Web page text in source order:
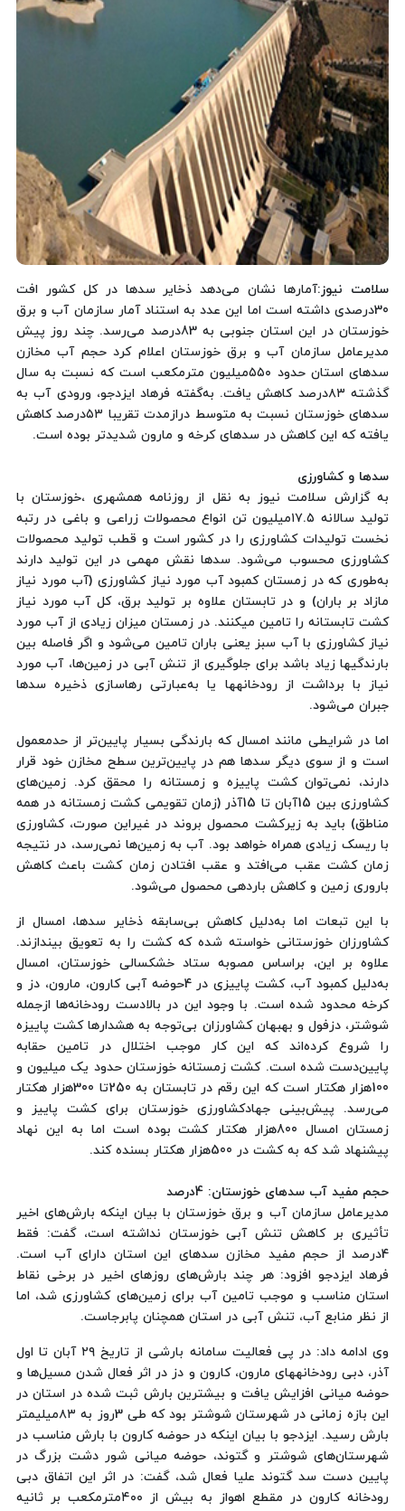
سلامت نیوز:آمارها نشان می‌دهد ذخایر سدها در کل کشور افت
30درصدی داشته است اما این عدد به استناد آمار سازمان آب و برق
خوزستان در این استان جنوبی به 83درصد می‌رسد. چند روز پیش
مدیرعامل سازمان آب و برق خوزستان اعلام کرد حجم آب مخازن
سدهای استان حدود ۵۵۰میلیون مترمکعب است که نسبت به سال
گذشته ۸۳درصد کاهش یافت. به‌گفته فرهاد ایزدجو، ورودی آب به
سدهای خوزستان نسبت به متوسط درازمدت تقریبا ۵۳درصد کاهش
یافته که این کاهش در سدهای کرخه و مارون شدیدتر بوده است.
سدها و کشاورزی
به گزارش سلامت نیوز به نقل از روزنامه همشهری ،خوزستان با
تولید سالانه ۱۷.۵میلیون تن انواع محصولات زراعی و باغی در رتبه
نخست تولیدات کشاورزی را در کشور است و قطب تولید محصولات
کشاورزی محسوب می‌شود. سدها نقش مهمی در این تولید دارند
به‌طوری که در زمستان کمبود آب مورد نیاز کشاورزی (آب مورد نیاز
مازاد بر باران) و در تابستان علاوه بر تولید برق، کل آب مورد نیاز
کشت تابستانه را تامین میکنند. در زمستان میزان زیادی از آب مورد
نیاز کشاورزی با آب سبز یعنی باران تامین می‌شود و اگر فاصله بین
بارندگیها زیاد باشد برای جلوگیری از تنش آبی در زمین‌ها، آب مورد
نیاز با برداشت از رودخانهها یا به‌عبارتی رهاسازی ذخیره سدها
جبران می‌شود.
اما در شرایطی مانند امسال که بارندگی بسیار پایین‌تر از حدمعمول
است و از سوی دیگر سدها هم در پایین‌ترین سطح مخازن خود قرار
دارند، نمی‌توان کشت پاییزه و زمستانه را محقق کرد. زمین‌های
کشاورزی بین 15آبان تا 15آذر (زمان تقویمی کشت زمستانه در همه
مناطق) باید به زیرکشت محصول بروند در غیراین صورت، کشاورزی
با ریسک زیادی همراه خواهد بود. آب به زمین‌ها نمی‌رسد، در نتیجه
زمان کشت عقب می‌افتد و عقب افتادن زمان کشت باعث کاهش
باروری زمین و کاهش باردهی محصول می‌شود.
با این تبعات اما به‌دلیل کاهش بی‌سابقه ذخایر سدها، امسال از
کشاورزان خوزستانی خواسته شده که کشت را به تعویق بیندازند.
علاوه بر این، براساس مصوبه ستاد خشکسالی خوزستان‌، امسال
به‌دلیل کمبود آب، کشت پاییزی در 4حوضه آبی کارون، مارون، دز و
کرخه محدود شده است. با وجود این در بالادست رودخانه‌ها ازجمله
شوشتر، دزفول و بهبهان کشاورزان بی‌توجه به هشدارها کشت پاییزه
را شروع کرده‌اند که این کار موجب اختلال در تامین حقابه
پایین‌دست شده است. کشت زمستانه خوزستان حدود یک میلیون و
100هزار هکتار است که این رقم در تابستان به 250تا 300هزار هکتار
می‌رسد. پیش‌بینی جهادکشاورزی خوزستان برای کشت پاییز و
زمستان امسال 800هزار هکتار کشت بوده است اما به این نهاد
پیشنهاد شد که به کشت در 500هزار هکتار بسنده کند.
حجم مفید آب سدهای خوزستان: 4درصد
مدیرعامل سازمان آب و برق خوزستان با بیان اینکه بارش‌های اخیر
تأثیری بر کاهش تنش آبی خوزستان نداشته است، گفت: فقط
4درصد از حجم مفید مخازن سدهای این استان دارای آب است.
فرهاد ایزدجو افزود: هر چند بارش‌های روزهای اخیر در برخی نقاط
استان مناسب و موجب تامین آب برای زمین‌های کشاورزی شد، اما
از نظر منابع آب، تنش آبی در استان همچنان پابرجاست.
وی ادامه داد: در پی فعالیت سامانه بارشی از تاریخ ۲۹ آبان تا اول
آذر، دبی رودخانههای مارون، کارون و دز در اثر فعال شدن مسیل‌ها و
حوضه میانی افزایش یافت و بیشترین بارش ثبت شده در استان در
این بازه زمانی در شهرستان شوشتر بود که طی 3روز به ۸۳میلیمتر
بارش رسید. ایزدجو با بیان اینکه در حوضه کارون با بارش مناسب در
شهرستان‌های شوشتر و گتوند، حوضه میانی شور دشت بزرگ در
پایین دست سد گتوند علیا فعال شد، گفت: در اثر این اتفاق دبی
رودخانه کارون در مقطع اهواز به بیش از ۴۰۰مترمکعب بر ثانیه